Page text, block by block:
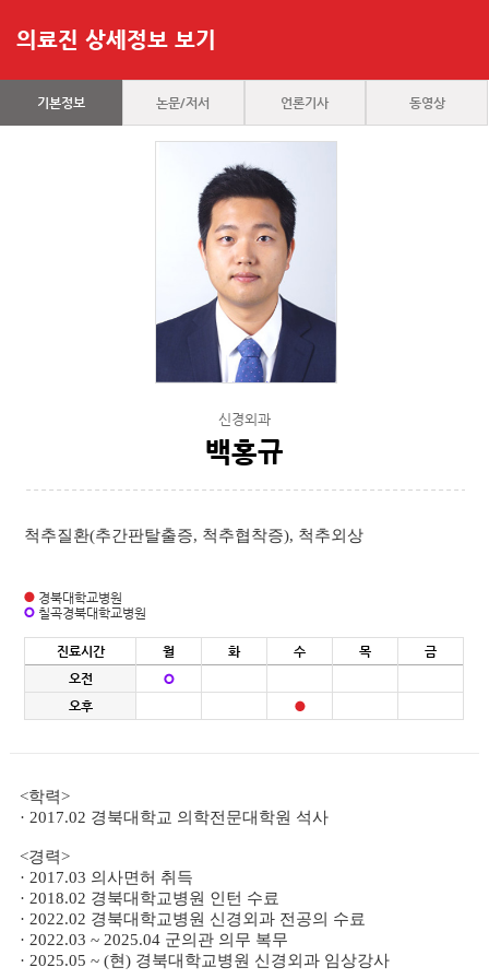
의료진 상세정보 보기
기본정보 논문/저서 언론기사 동영상
신경외과
백홍규
척추질환(추간판탈출증, 척추협착증), 척추외상
경북대학교병원
칠곡경북대학교병원
진료시간 월 화 수 목
금
오전
오후
<학력>
· 2017.02 경북대학교 의학전문대학원 석사
<경력>
· 2017.03 의사면허 취득
· 2018.02 경북대학교병원 인턴 수료
· 2022.02 경북대학교병원 신경외과 전공의 수료
· 2022.03 ~ 2025.04 군의관 의무 복무
· 2025.05 ~ (현) 경북대학교병원 신경외과 임상강사